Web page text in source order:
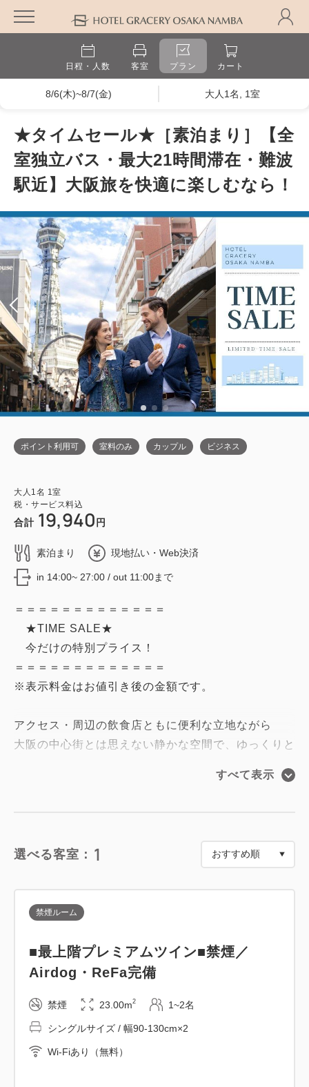
日程・人数 客室 プラン カート
8/6(木)~8/7(金) 大人1名, 1室
★タイムセール★［素泊まり］【全
室独立バス・最大21時間滞在・難波
駅近】大阪旅を快適に楽しむなら！
ポイント利用可 室料のみ カップル ビジネス
大人 1 名 1 室
税・サービス料込
合計 19,940 円
素泊まり 現地払い・Web決済
in 14:00~ 27:00 / out 11:00まで
＝＝＝＝＝＝＝＝＝＝＝＝＝
★TIME SALE★
今だけの特別プライス！
＝＝＝＝＝＝＝＝＝＝＝＝＝
※表示料金はお値引き後の金額です。
アクセス・周辺の飲食店ともに便利な立地ながら
大阪の中心街とは思えない静かな空間で、ゆっくりと
・【最大21時間ステイ】チェックイン14時／チェッ
で幅広く取り揃えております！
直結バスも
・道頓堀グリコサインなど、大阪の名所もすぐそこ！
■アクセス
【電車】JR難波駅、大阪メトロなんば駅、南海電鉄
すべて表示
選べる客室： 1
禁煙ルーム
■最上階プレミアムツイン■禁煙／
Airdog・ReFa完備
禁煙 23.00m2 1~2名
シングルサイズ / 幅90-130cm×2
Wi-Fiあり（無料）